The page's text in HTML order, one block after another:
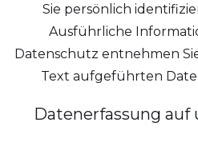
Sie persönlich
Ausführliche
Datenschutz entnehmen
Text aufgeführten
Datenerfassung auf